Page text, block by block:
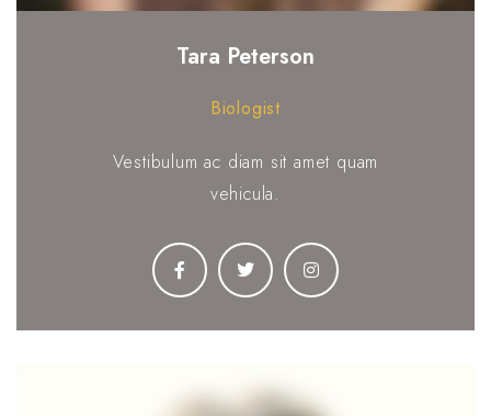
Tara Peterson
Biologist
Vestibulum ac diam sit amet quam
vehicula.